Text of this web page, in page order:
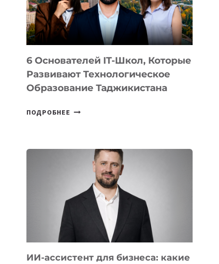
ОТ
OPENAI
6 Основателей IT-Школ, Которые
Развивают Технологическое
Образование Таджикистана
ПОДРОБНЕЕ
КОТОРЫЕ
РАЗВИВАЮТ
ТЕХНОЛОГИЧЕСКОЕ
ОБРАЗОВАНИЕ
ТАДЖИКИСТАНА
ИИ-ассистент для бизнеса: какие